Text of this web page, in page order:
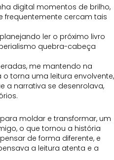
digital momentos de brilho,
frequentemente cercam tais
ler o próximo livro
quebra-cabeça
me mantendo na
torna uma leitura envolvente,
a narrativa se desenrolava,
moldar e transformar, um
o que tornou a história
de forma diferente, e
a leitura atenta e a